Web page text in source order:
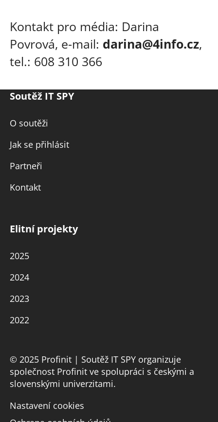
Kontakt pro média: Darina
Povrová, e-mail: darina@4info.cz,
tel.: 608 310 366
Soutěž IT SPY
O soutěži
Jak se přihlásit
Partneři
Kontakt
Elitní projekty
2025
2024
2023
2022
© 2025 Profinit | Soutěž IT SPY organizuje
společnost Profinit ve spolupráci s českými a
slovenskými univerzitami.
Nastavení cookies